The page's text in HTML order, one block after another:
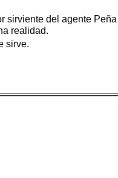
del agente
realidad.
sirve.